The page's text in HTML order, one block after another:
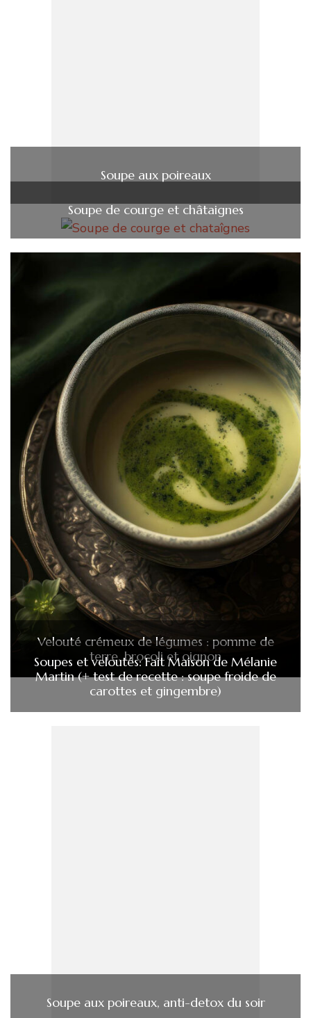
Soupe aux poireaux
Soupe de courge et châtaignes
Velouté crémeux de légumes : pomme de
terre, brocoli et oignon
Soupes et veloutés: Fait Maison de Mélanie
Martin (+ test de recette : soupe froide de
carottes et gingembre)
Soupe aux poireaux, anti-detox du soir